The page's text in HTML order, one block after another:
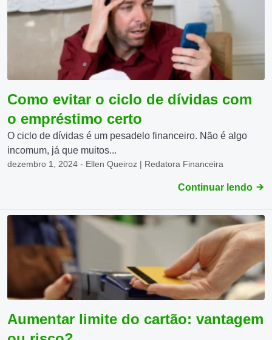
Como evitar o ciclo de dívidas com
o empréstimo certo
O ciclo de dívidas é um pesadelo financeiro. Não é algo
incomum, já que muitos...
dezembro 1, 2024 - Ellen Queiroz | Redatora Financeira
Continuar lendo
Aumentar limite do cartão: vantagem